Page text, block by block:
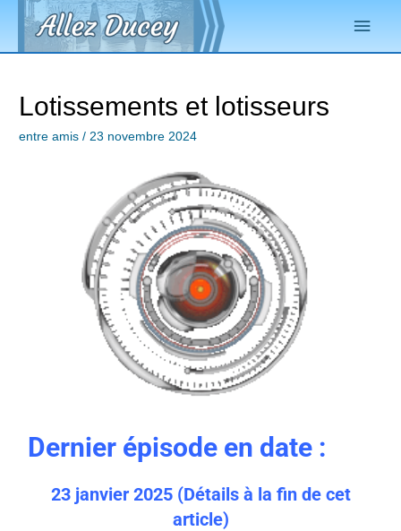
Lotissements et lotisseurs
entre amis /23 novembre 2024
Dernier épisode en date :
23 janvier 2025 (Détails à la fin de cet
article)